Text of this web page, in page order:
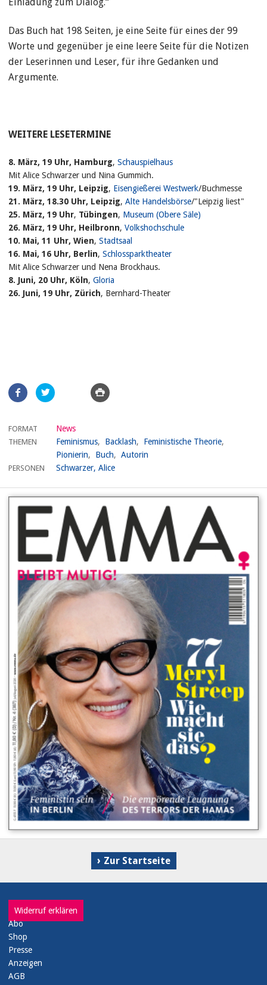
Das Buch hat 198 Seiten, je eine Seite für eines der 99
Worte und gegenüber je eine leere Seite für die Notizen
der Leserinnen und Leser, für ihre Gedanken und
Argumente.
WEITERE LESETERMINE
8. März, 19 Uhr, Hamburg, Schauspielhaus
Mit Alice Schwarzer und Nina Gummich.
19. März, 19 Uhr, Leipzig, Eisengießerei Westwerk/Buchmesse
21. März, 18.30 Uhr, Leipzig, Alte Handelsbörse/"Leipzig liest"
25. März, 19 Uhr, Tübingen, Museum (Obere Säle)
26. März, 19 Uhr, Heilbronn, Volkshochschule
10. Mai, 11 Uhr, Wien, Stadtsaal
16. Mai, 16 Uhr, Berlin, Schlossparktheater
Mit Alice Schwarzer und Nena Brockhaus.
8. Juni, 20 Uhr, Köln, Gloria
26. Juni, 19 Uhr, Zürich, Bernhard-Theater
Artikel
teilen
FORMAT News
THEMEN Feminismus Backlash
Feministische Theorie
Pionierin
Buch Autorin
PERSONEN Schwarzer, Alice
Zur Startseite
Widerruf erklären
Abo
Shop
Presse
Anzeigen
AGB